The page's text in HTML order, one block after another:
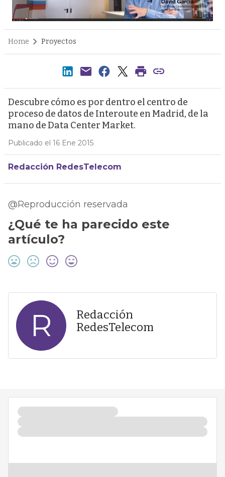
Home Proyectos
Descubre cómo es por dentro el centro de
proceso de datos de Interoute en Madrid, de la
mano de Data Center Market.
Publicado el 16 Ene 2015
Redacción RedesTelecom
@Reproducción reservada
¿Qué te ha parecido este
artículo?
R
Redacción
RedesTelecom